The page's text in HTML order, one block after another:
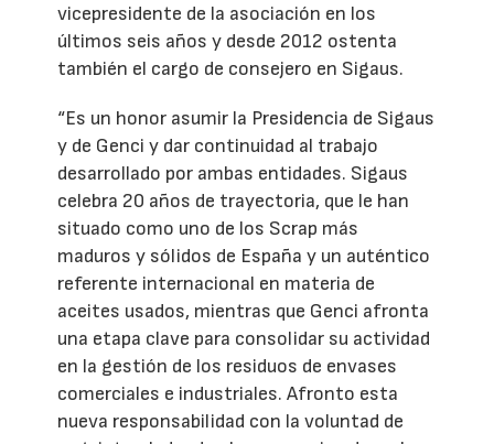
vicepresidente de la asociación en los
últimos seis años y desde 2012 ostenta
también el cargo de consejero en Sigaus.
“Es un honor asumir la Presidencia de Sigaus
y de Genci y dar continuidad al trabajo
desarrollado por ambas entidades. Sigaus
celebra 20 años de trayectoria, que le han
situado como uno de los Scrap más
maduros y sólidos de España y un auténtico
referente internacional en materia de
aceites usados, mientras que Genci afronta
una etapa clave para consolidar su actividad
en la gestión de los residuos de envases
comerciales e industriales. Afronto esta
nueva responsabilidad con la voluntad de